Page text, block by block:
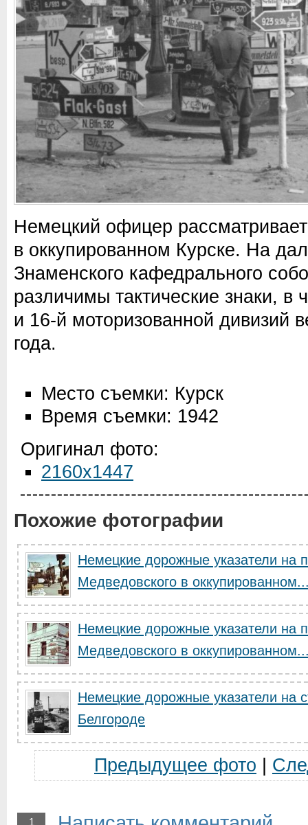
Немецкий офицер
в оккупированном Курске. На
Знаменского кафедрального
различимы тактические знаки, в
и 16-й моторизованной дивизий
года.
Место съемки: Курск
Время съемки: 1942
Оригинал фото:
2160x1447
Похожие фотографии
Немецкие дорожные указатели на
Медведовского в
Немецкие дорожные указатели на
Медведовского в
Немецкие дорожные указатели на
Белгороде
Предыдущее фото
1